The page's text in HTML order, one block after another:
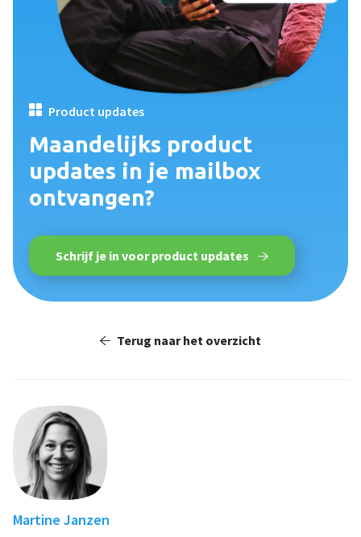
Product updates
Maandelijks product
updates in je mailbox
ontvangen?
Schrijf je in voor product updates
Terug naar het overzicht
Martine Janzen